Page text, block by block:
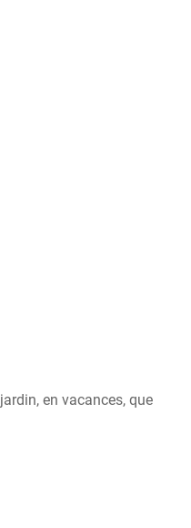
en vacances, que